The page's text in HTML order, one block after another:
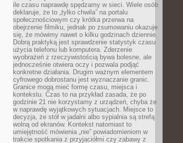
ile czasu naprawdę spędzamy w sieci. Wiele osób
deklaruje, że to „tylko chwila” na portalu
społecznościowym czy krótka przerwa na
obejrzenie filmiku, jednak po zsumowaniu okazuje
się, że mówimy nawet o kilku godzinach dziennie.
Dobrą praktyką jest sprawdzenie statystyk czasu
użycia telefonu lub komputera. Zderzenie
wyobrażeń z rzeczywistością bywa bolesne, ale
jednocześnie otwiera oczy i pozwala podjąć
konkretne działania. Drugim ważnym elementem
cyfrowego dobrostanu jest wyznaczanie granic.
Granice mogą mieć formę czasu, miejsca i
kontekstu. Czas to na przykład zasada, że po
godzinie 21 nie korzystamy z urządzeń, chyba że
w naprawdę wyjątkowych sytuacjach. Miejsce to
decyzja, że stół w jadalni albo sypialnia są strefą
wolną od ekranów. Kontekst natomiast to
umiejętność mówienia „nie” powiadomieniom w
trakcie spotkania z przyjaciółmi czy zabawy z